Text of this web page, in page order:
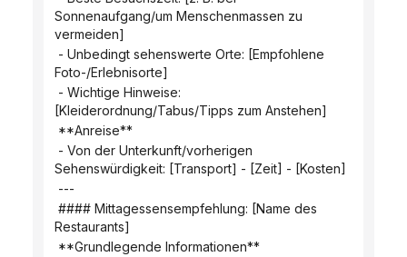
Sonnenaufgang/um Menschenmassen zu
vermeiden]
Foto-/Erlebnisorte]
[Kleiderordnung/Tabus/Tipps zum Anstehen]
**Anreise**
Sehenswürdigkeit: [Transport] - [Zeit] - [Kosten]
---
Restaurants]
**Grundlegende Informationen**